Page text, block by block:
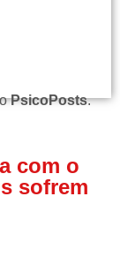
PsicoPosts.
com o
sofrem